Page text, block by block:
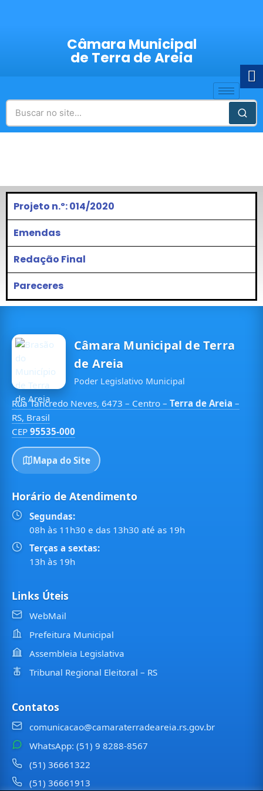
Câmara Municipal
de Terra de Areia
Projeto n.º: 014/2020
Emendas
Redação Final
Pareceres
Câmara Municipal de Terra
de Areia
Poder Legislativo Municipal
Rua Tancredo Neves, 6473 – Centro – Terra de Areia –
RS, Brasil
CEP 95535-000
Mapa do Site
Horário de Atendimento
Segundas:
08h às 11h30 e das 13h30 até as 19h
Terças a sextas:
13h às 19h
Links Úteis
WebMail
Prefeitura Municipal
Assembleia Legislativa
Tribunal Regional Eleitoral – RS
Contatos
comunicacao@camaraterradeareia.rs.gov.br
WhatsApp: (51) 9 8288-8567
(51) 36661322
(51) 36661913